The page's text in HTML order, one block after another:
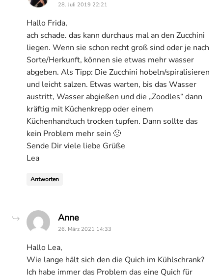
28. Juli 2019 22:21
Hallo Frida,
ach schade. das kann durchaus mal an den Zucchini
liegen. Wenn sie schon recht groß sind oder je nach
Sorte/Herkunft, können sie etwas mehr wasser
abgeben. Als Tipp: Die Zucchini hobeln/spiralisieren
und leicht salzen. Etwas warten, bis das Wasser
austritt, Wasser abgießen und die „Zoodles“ dann
kräftig mit Küchenkrepp oder einem
Küchenhandtuch trocken tupfen. Dann sollte das
kein Problem mehr sein 🙂
Sende Dir viele liebe Grüße
Lea
Antworten
Annesays:
26. März 2021 14:33
Hallo Lea,
Wie lange hält sich den die Quich im Kühlschrank?
Ich habe immer das Problem das eine Quich für